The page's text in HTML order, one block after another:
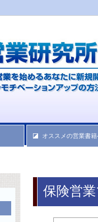
保険営
オススメの営業書